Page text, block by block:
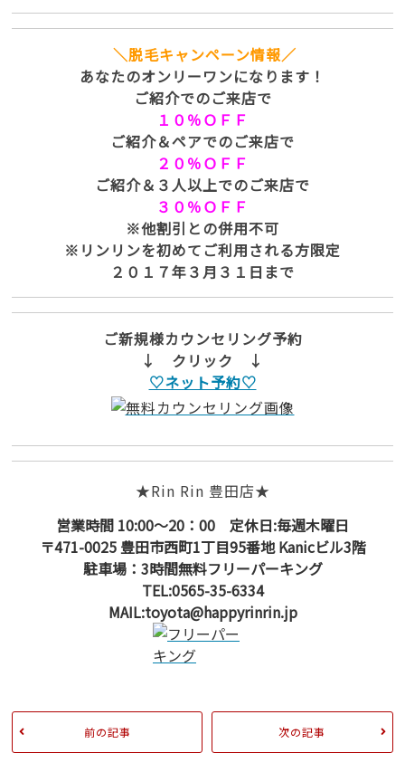
＼脱毛キャンペーン情報／
あなたのオンリーワンになります！
ご紹介でのご来店で
１０％ＯＦＦ
ご紹介＆ペアでのご来店で
２０％ＯＦＦ
ご紹介＆３人以上でのご来店で
３０％ＯＦＦ
※他割引との併用不可
※リンリンを初めてご利用される方限定
２０１７年３月３１日まで
ご新規様カウンセリング予約
↓ クリック ↓
♡ネット予約♡
★Rin Rin 豊田店★
営業時間 10:00～20：00 定休日:毎週木曜日
〒471-0025 豊田市西町1丁目95番地 Kanicビル3階
駐車場：3時間無料フリーパーキング
TEL:0565-35-6334
MAIL:toyota@happyrinrin.jp
前の記事 次の記事